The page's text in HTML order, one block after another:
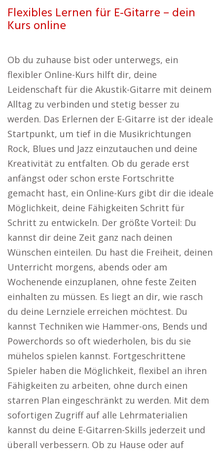
Flexibles Lernen für E-Gitarre – dein
Kurs online
Ob du zuhause bist oder unterwegs, ein
flexibler Online-Kurs hilft dir, deine
Leidenschaft für die Akustik-Gitarre mit deinem
Alltag zu verbinden und stetig besser zu
werden. Das Erlernen der E-Gitarre ist der ideale
Startpunkt, um tief in die Musikrichtungen
Rock, Blues und Jazz einzutauchen und deine
Kreativität zu entfalten. Ob du gerade erst
anfängst oder schon erste Fortschritte
gemacht hast, ein Online-Kurs gibt dir die ideale
Möglichkeit, deine Fähigkeiten Schritt für
Schritt zu entwickeln. Der größte Vorteil: Du
kannst dir deine Zeit ganz nach deinen
Wünschen einteilen. Du hast die Freiheit, deinen
Unterricht morgens, abends oder am
Wochenende einzuplanen, ohne feste Zeiten
einhalten zu müssen. Es liegt an dir, wie rasch
du deine Lernziele erreichen möchtest. Du
kannst Techniken wie Hammer-ons, Bends und
Powerchords so oft wiederholen, bis du sie
mühelos spielen kannst. Fortgeschrittene
Spieler haben die Möglichkeit, flexibel an ihren
Fähigkeiten zu arbeiten, ohne durch einen
starren Plan eingeschränkt zu werden. Mit dem
sofortigen Zugriff auf alle Lehrmaterialien
kannst du deine E-Gitarren-Skills jederzeit und
überall verbessern. Ob zu Hause oder auf